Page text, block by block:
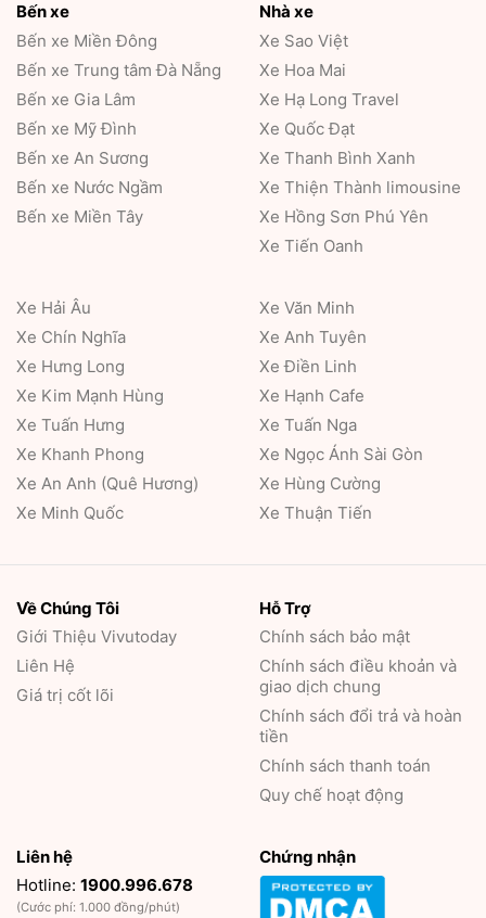
Bến xe
Bến xe Miền Đông
Bến xe Trung tâm Đà Nẵng
Bến xe Gia Lâm
Bến xe Mỹ Đình
Bến xe An Sương
Bến xe Nước Ngầm
Bến xe Miền Tây
Nhà xe
Xe Sao Việt
Xe Hoa Mai
Xe Hạ Long Travel
Xe Quốc Đạt
Xe Thanh Bình Xanh
Xe Thiện Thành limousine
Xe Hồng Sơn Phú Yên
Xe Tiến Oanh
Xe Hải Âu
Xe Chín Nghĩa
Xe Hưng Long
Xe Kim Mạnh Hùng
Xe Tuấn Hưng
Xe Khanh Phong
Xe An Anh (Quê Hương)
Xe Minh Quốc
Xe Văn Minh
Xe Anh Tuyên
Xe Điền Linh
Xe Hạnh Cafe
Xe Tuấn Nga
Xe Ngọc Ánh Sài Gòn
Xe Hùng Cường
Xe Thuận Tiến
Về Chúng Tôi
Giới Thiệu Vivutoday
Liên Hệ
Giá trị cốt lõi
Hỗ Trợ
Chính sách bảo mật
Chính sách điều khoản và
giao dịch chung
Chính sách đổi trả và hoàn
tiền
Chính sách thanh toán
Quy chế hoạt động
Liên hệ
Hotline: 1900.996.678
(Cước phí: 1.000 đồng/phút)
Chứng nhận